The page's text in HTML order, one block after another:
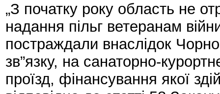
„З початку року область не
надання пільг ветеранам
постраждали внаслідок
зв”язку, на санаторно-
проїзд, фінансування якої